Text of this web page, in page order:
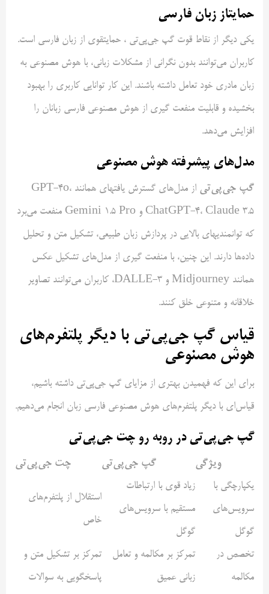
حمایتاز زبان فارسی
یکی دیگر از نقاط قوت گپ جی‌پی‌تی ، حمایتقوی از زبان فارسی است.
کاربران می‌توانند بدون نگرانی از مشکلات زبانی، با هوش مصنوعی به
زبان مادری خود تعامل داشته باشند. این کار توانایی کاربری را بهبود
بخشیده و قابلیت منفعت گیری از هوش مصنوعی فارسی زبانان را
افزایش می‌دهد.
مدل‌های پیشرفته هوش مصنوعی
گپ جی‌پی‌تی
از مدل‌های گسترش یافتهای همانند GPT-4o،
ChatGPT-4، Claude 3.5 و Gemini 1.5 Pro منفعت می‌برد
که توانمندیهای بالایی در پردازش زبان طبیعی، تشکیل متن و تحلیل
داده‌ها دارند. این چنین، با منفعت گیری از مدل‌های تشکیل عکس
همانند Midjourney و DALLE-3، کاربران می‌توانند تصاویر
خلاقانه و متنوعی خلق کنند.
قیاس گپ جی‌پی‌تی با دیگر پلتفرم‌های
هوش مصنوعی
برای این که فهمیدن بهتری از مزایای گپ جی‌پی‌تی داشته باشیم،
قیاس‌ای با دیگر پلتفرم‌های هوش مصنوعی فارسی زبان انجام می‌دهیم.
گپ جی‌پی‌تی در روبه رو چت جی‌پی‌تی
ویژگی گپ جی‌پی‌تی
چت جی‌پی‌تی
یکپارچگی با
سرویس‌های
گوگل
زیاد قوی با ارتباطات
مستقیم با سرویس‌های
گوگل
استقلال از پلتفرم‌های
خاص
تخصص در
مکالمه
تمرکز بر مکالمه و تعامل
زبانی عمیق
تمرکز بر تشکیل متن و
پاسخگویی به سوالات